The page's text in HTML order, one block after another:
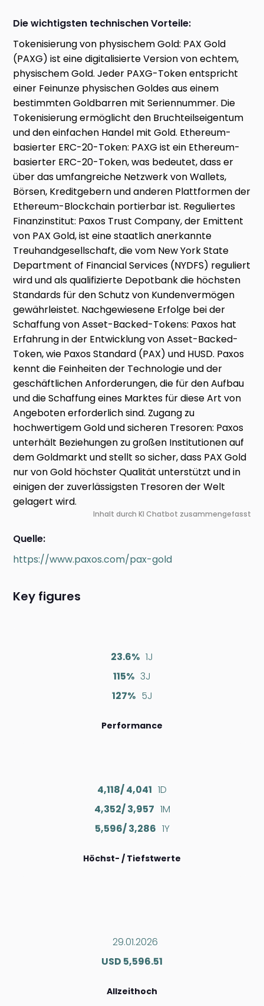
Die wichtigsten technischen Vorteile:
Tokenisierung von physischem Gold: PAX Gold
(PAXG) ist eine digitalisierte Version von echtem,
physischem Gold. Jeder PAXG-Token entspricht
einer Feinunze physischen Goldes aus einem
bestimmten Goldbarren mit Seriennummer. Die
Tokenisierung ermöglicht den Bruchteilseigentum
und den einfachen Handel mit Gold. Ethereum-
basierter ERC-20-Token: PAXG ist ein Ethereum-
basierter ERC-20-Token, was bedeutet, dass er
über das umfangreiche Netzwerk von Wallets,
Börsen, Kreditgebern und anderen Plattformen der
Ethereum-Blockchain portierbar ist. Reguliertes
Finanzinstitut: Paxos Trust Company, der Emittent
von PAX Gold, ist eine staatlich anerkannte
Treuhandgesellschaft, die vom New York State
Department of Financial Services (NYDFS) reguliert
wird und als qualifizierte Depotbank die höchsten
Standards für den Schutz von Kundenvermögen
gewährleistet. Nachgewiesene Erfolge bei der
Schaffung von Asset-Backed-Tokens: Paxos hat
Erfahrung in der Entwicklung von Asset-Backed-
Token, wie Paxos Standard (PAX) und HUSD. Paxos
kennt die Feinheiten der Technologie und der
geschäftlichen Anforderungen, die für den Aufbau
und die Schaffung eines Marktes für diese Art von
Angeboten erforderlich sind. Zugang zu
hochwertigem Gold und sicheren Tresoren: Paxos
unterhält Beziehungen zu großen Institutionen auf
dem Goldmarkt und stellt so sicher, dass PAX Gold
nur von Gold höchster Qualität unterstützt und in
einigen der zuverlässigsten Tresoren der Welt
gelagert wird.
Inhalt durch KI Chatbot zusammengefasst
Quelle:
https://www.paxos.com/pax-gold
Key figures
23.6% 1J
115% 3J
127% 5J
Performance
4,118/ 4,041 1D
4,352/ 3,957 1M
5,596/ 3,286 1Y
Höchst- / Tiefstwerte
29.01.2026
USD 5,596.51
Allzeithoch